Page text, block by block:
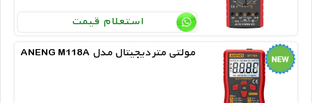
استعلام قیمت
ANENG M118A مولتی متر دیجیتال مدل